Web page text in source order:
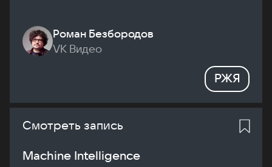
Роман Безбородов
VK Видео
РЖЯ
Смотреть запись
Machine Intelligence